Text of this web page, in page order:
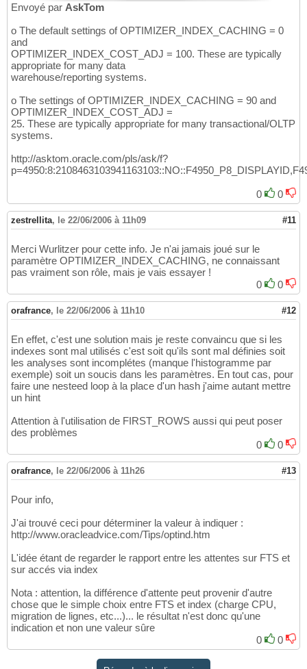
Envoyé par AskTom
o The default settings of OPTIMIZER_INDEX_CACHING = 0
and
OPTIMIZER_INDEX_COST_ADJ = 100. These are typically
appropriate for many data
warehouse/reporting systems.
o The settings of OPTIMIZER_INDEX_CACHING = 90 and
OPTIMIZER_INDEX_COST_ADJ =
25. These are typically appropriate for many transactional/OLTP
systems.
http://asktom.oracle.com/pls/ask/f?
0 0
zestrellita, le 22/06/2006 à 11h09 #11
Merci Wurlitzer pour cette info. Je n'ai jamais joué sur le
paramètre OPTIMIZER_INDEX_CACHING, ne connaissant
pas vraiment son rôle, mais je vais essayer !
0
0
orafrance, le 22/06/2006 à 11h10 #12
En effet, c'est une solution mais je reste convaincu que si les
indexes sont mal utilisés c'est soit qu'ils sont mal définies soit
les analyses sont incomplétes (manque l'histogramme par
exemple) soit un soucis dans les paramètres. En tout cas, pour
faire une nesteed loop à la place d'un hash j'aime autant mettre
un hint
Attention à l'utilisation de FIRST_ROWS aussi qui peut poser
des problèmes
0
0
orafrance, le 22/06/2006 à 11h26 #13
Pour info,
J'ai trouvé ceci pour déterminer la valeur à indiquer :
http://www.oracleadvice.com/Tips/optind.htm
L'idée étant de regarder le rapport entre les attentes sur FTS et
sur accés via index
Nota : attention, la différence d'attente peut provenir d'autre
chose que le simple choix entre FTS et index (charge CPU,
migration de lignes, etc...)... le résultat n'est donc qu'une
indication et non une valeur sûre
0
0